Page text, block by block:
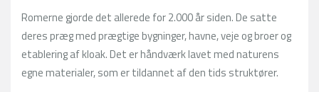
Romerne gjorde det allerede for 2.000 år siden. De satte
deres præg med prægtige bygninger, havne, veje og broer og
etablering af kloak. Det er håndværk lavet med naturens
egne materialer, som er tildannet af den tids struktører.